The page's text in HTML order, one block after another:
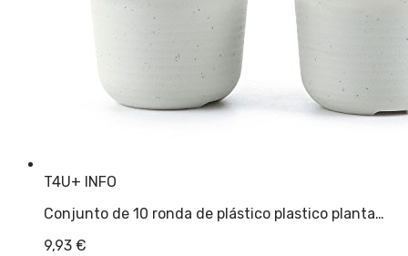
T4U+ INFO
Conjunto de 10 ronda de plástico plastico planta…
9,93 €